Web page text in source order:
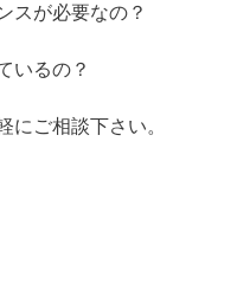
スが必要なの？
いるの？
にご相談下さい。